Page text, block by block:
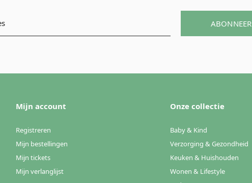
ABONNEER
Mijn account
Registreren
Mijn bestellingen
Mijn tickets
Mijn verlanglijst
Onze collectie
Baby & Kind
Verzorging & Gezondheid
Keuken & Huishouden
Wonen & Lifestyle